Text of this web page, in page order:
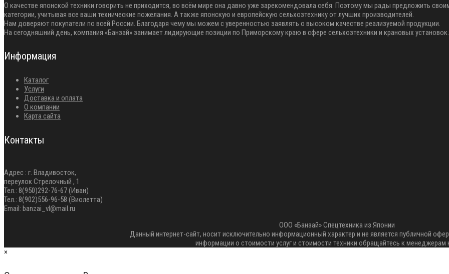
О качестве японской техники говорить не приходится, во всём мире она давно уже зарекомендовала себя. Поэтому мы рады предложить
категории, учитывая все ваши технические пожелания. А также японскую и европейскую сельхозтехнику от лучших производителей.
Нам доверяют покупатели по всей России. Благодаря чему мы можем с уверенностью заявлять о высоком качестве реализуемой продукции.
На сегодняшний день, компания «Банзай» занимает лидирующие позиции по Приморскому краю в сфере сельхозтехники и крановых
Информация
Каталог
Услуги
Доставка и оплата
О компании
Карта сайта
Контакты
Адрес : г. Владивосток,
переулок Стрелочный , 1
Тел.: 8(950)292-76-67 (Иван)
Тел.: 8(902)556-96-58 (Виолетта)
Email: banzai_vl@mail.ru
ООО «Банзай» Спецтехника из Японии
Данный интернет-сайт, носит исключительно информационный характер и не является публичной
информации о стоимости услуг и стоимости техники обращайтесь к менеджерам
×